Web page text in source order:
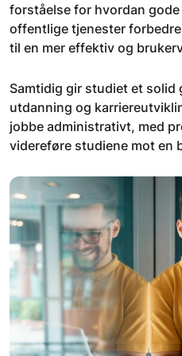
forståelse for hvordan
offentlige tjenester
til en mer effektiv og
Samtidig gir studiet et solid
utdanning og
jobbe administrativt, med
videreføre studiene mot en